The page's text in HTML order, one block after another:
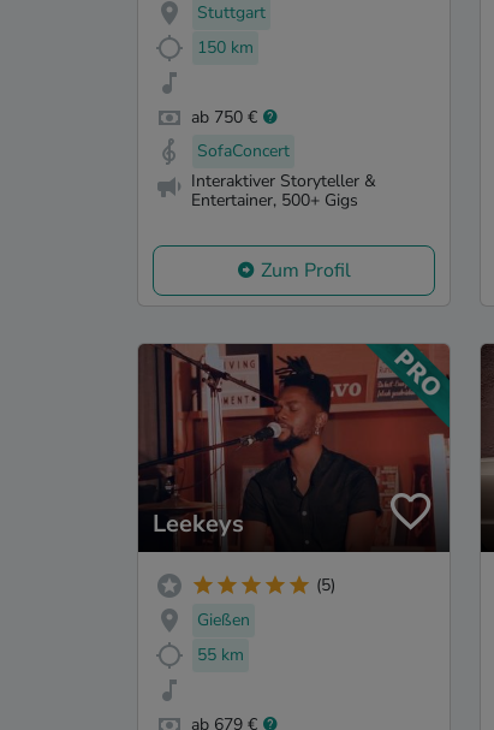
Stuttgart
150 km
ab 750 €
SofaConcert
Interaktiver Storyteller &
Entertainer, 500+ Gigs
Zum Profil
Leekeys
(5)
Gießen
55 km
ab 679 €